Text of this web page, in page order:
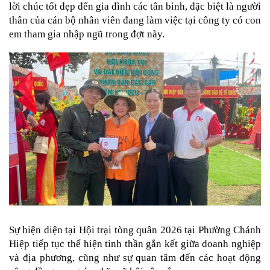
lời chúc tốt đẹp đến gia đình các tân binh, đặc biệt là người
thân của cán bộ nhân viên đang làm việc tại công ty có con
em tham gia nhập ngũ trong đợt này.
Sự hiện diện tại Hội trại tòng quân 2026 tại Phường Chánh
Hiệp tiếp tục thể hiện tinh thần gắn kết giữa doanh nghiệp
và địa phương, cũng như sự quan tâm đến các hoạt động